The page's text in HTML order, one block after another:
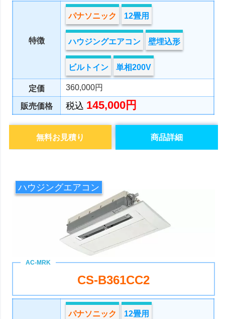
特徴
パナソニック 12畳用
ハウジングエアコン 壁埋込形
ビルトイン 単相200V
定価 360,000円
販売価格 税込 145,000円
商品詳細
無料お見積り
ハウジングエアコン
CS-B361CC2
パナソニック 12畳用